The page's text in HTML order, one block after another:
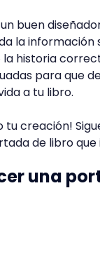
buen
la
historia
para que
a tu libro.
tu creación!
de libro que
una